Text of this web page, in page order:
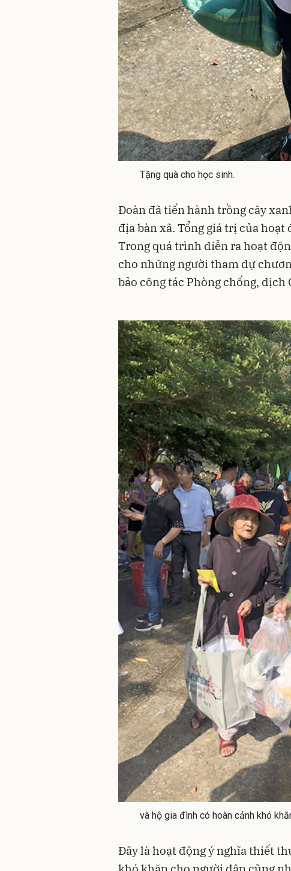
Tặng quà cho học sinh.
Đoàn đã tiến hành trồng cây
địa bàn xã. Tổng giá trị của
Trong quá trình diễn ra hoạt
cho những người tham dự
bảo công tác Phòng chống, dịch
và hộ gia đình có hoàn cảnh khó
Đây là hoạt động ý nghĩa thiết